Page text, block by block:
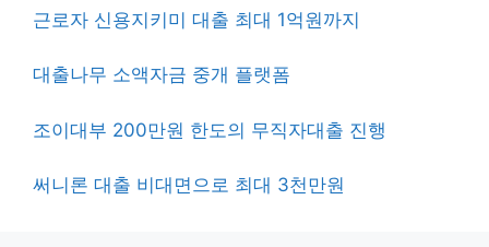
근로자 신용지키미 대출 최대 1억원까지
대출나무 소액자금 중개 플랫폼
조이대부 200만원 한도의 무직자대출 진행
써니론 대출 비대면으로 최대 3천만원